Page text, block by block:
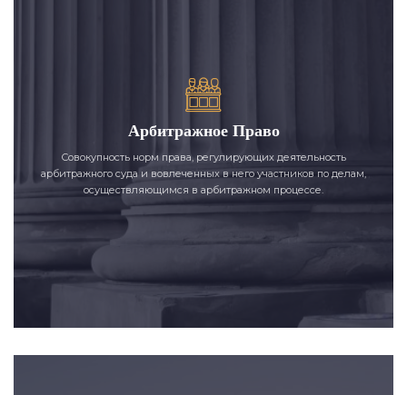
Арбитражное Право
Совокупность норм права, регулирующих деятельность
арбитражного суда и вовлеченных в него участников по делам,
осуществляющимся в арбитражном процессе.